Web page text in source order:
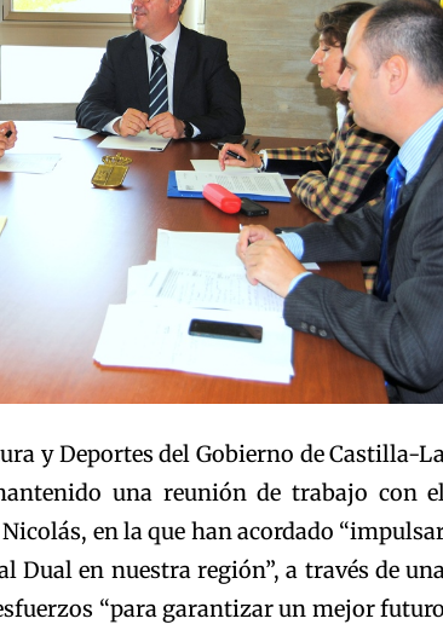
y Deportes del Gobierno de Castilla-
una reunión de trabajo con
en la que han acordado
Dual en nuestra región”, a través de
“para garantizar un mejor futuro